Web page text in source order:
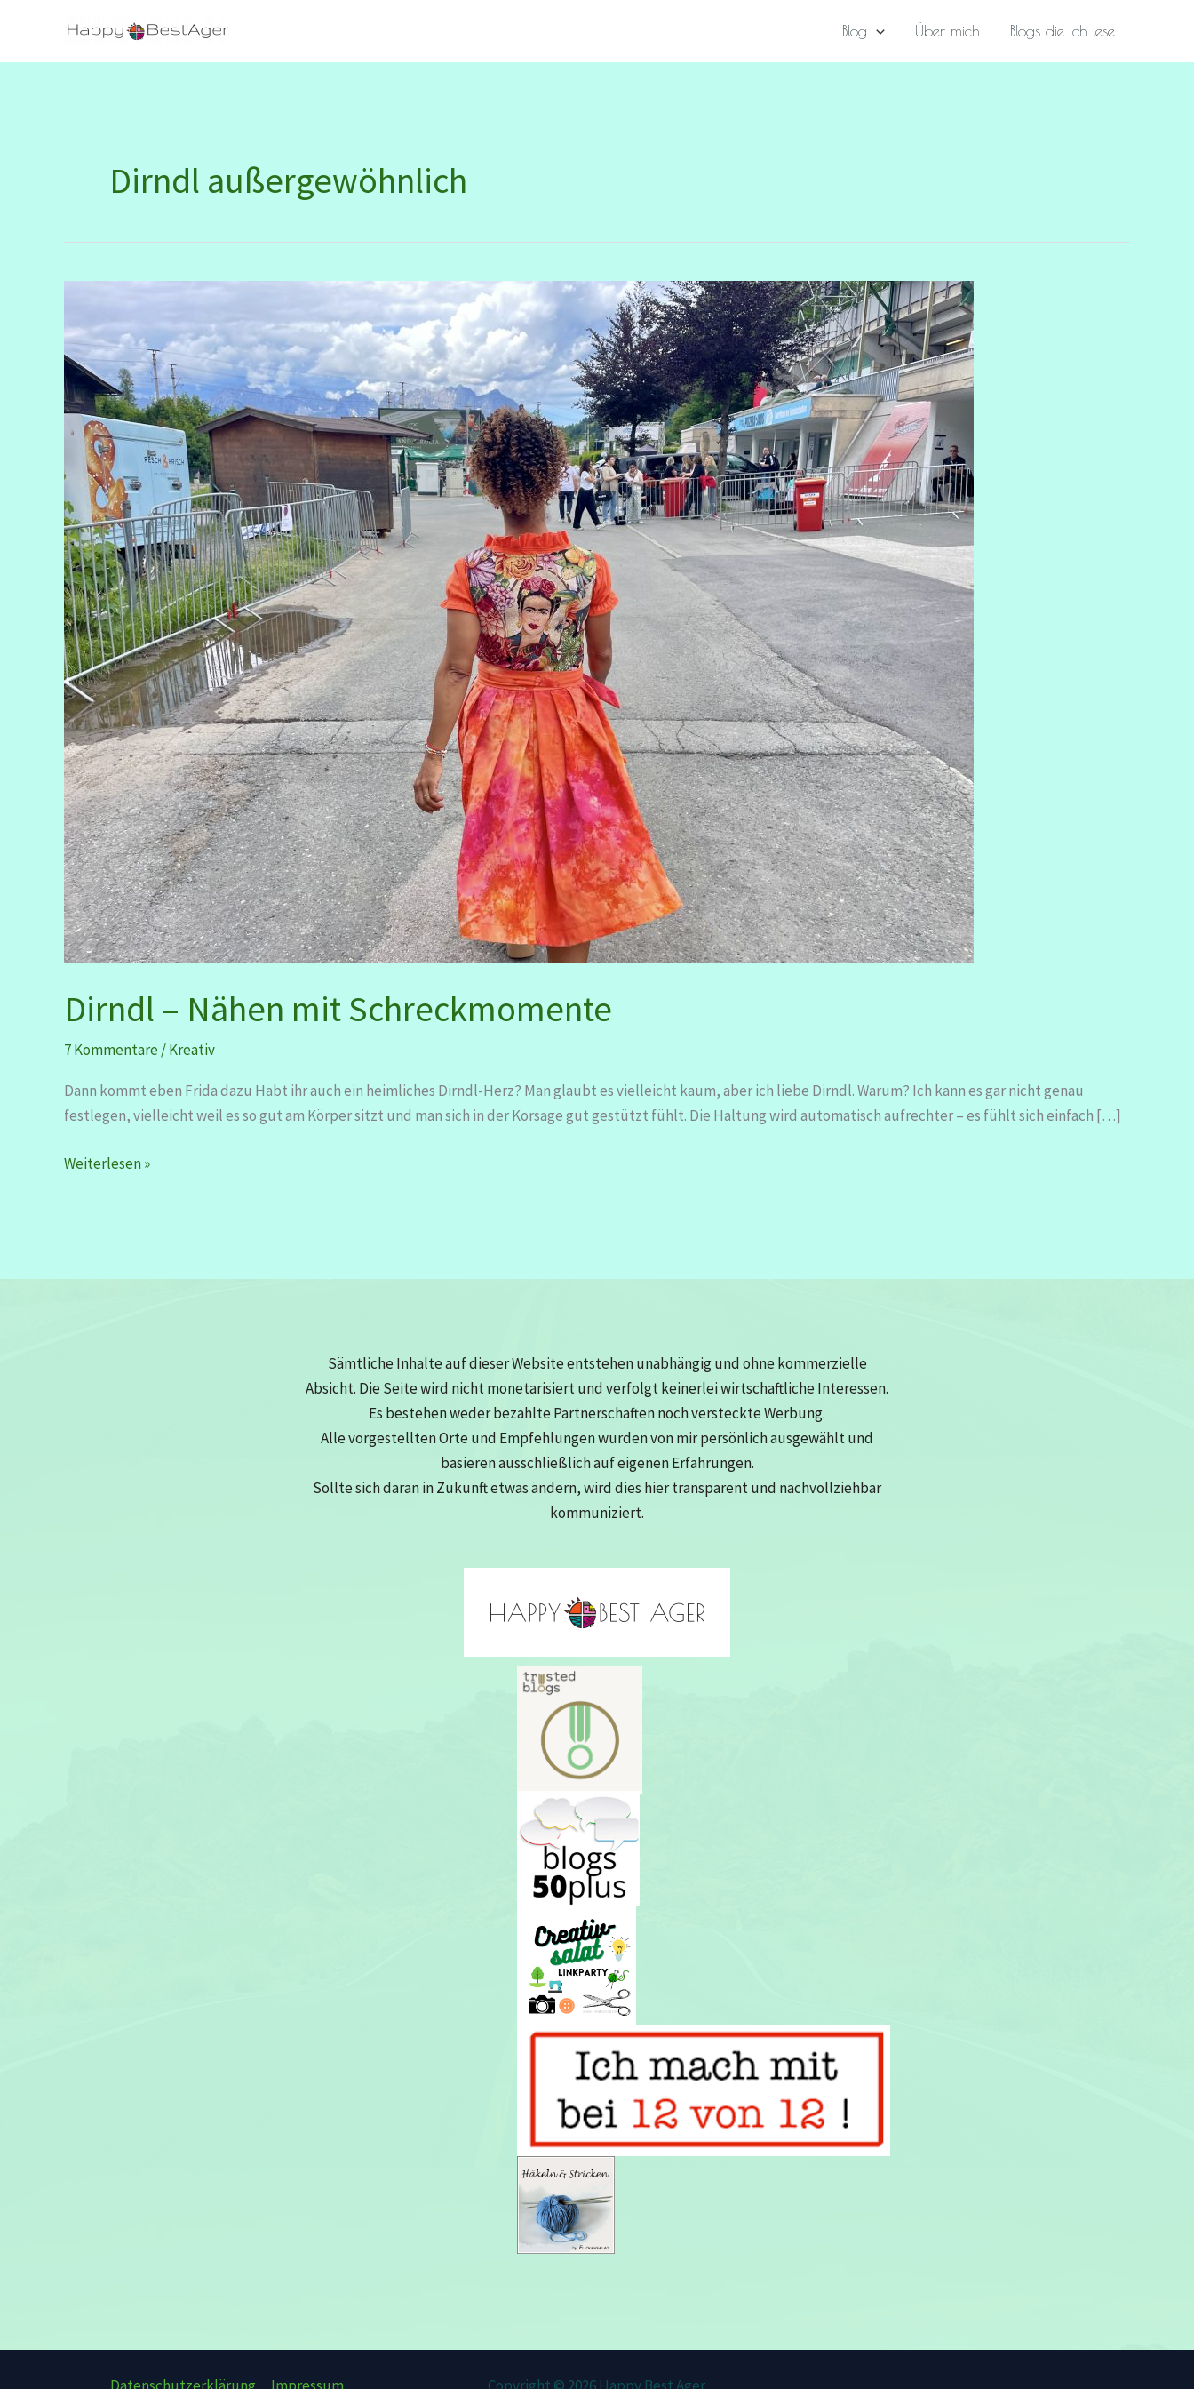
springen
Blog Über mich Blogs die ich lese
Dirndl außergewöhnlich
Dirndl – Nähen mit Schreckmomente
7 Kommentare/Kreativ
Dann kommt eben Frida dazu Habt ihr auch ein heimliches Dirndl-Herz? Man glaubt es vielleicht kaum, aber ich liebe Dirndl. Warum? Ich kann es gar nicht genau
festlegen, vielleicht weil es so gut am Körper sitzt und man sich in der Korsage gut gestützt fühlt. Die Haltung wird automatisch aufrechter – es fühlt sich einfach […]
Dirndl
Weiterlesen »
Sämtliche Inhalte auf dieser Website entstehen unabhängig und ohne kommerzielle
Absicht. Die Seite wird nicht monetarisiert und verfolgt keinerlei wirtschaftliche Interessen.
Es bestehen weder bezahlte Partnerschaften noch versteckte Werbung.
Alle vorgestellten Orte und Empfehlungen wurden von mir persönlich ausgewählt und
basieren ausschließlich auf eigenen Erfahrungen.
Sollte sich daran in Zukunft etwas ändern, wird dies hier transparent und nachvollziehbar
kommuniziert.
Datenschutzerklärung Impressum Copyright © 2026 Happy Best Ager